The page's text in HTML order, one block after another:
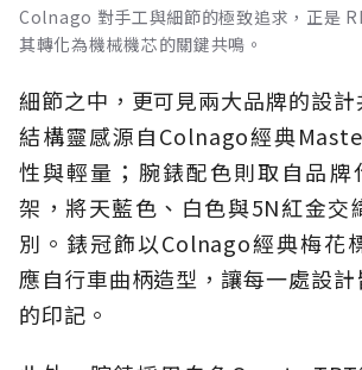
Colnago 對手工與細節的極致追求，正是
其轉化為機械機芯的關鍵共鳴。
細節之中，更可見兩大品牌的設
結構靈感源自Colnago經典
性與輕量；腕錶配色則取自品牌
架，將天藍色、白色與5N紅金交
別。錶冠飾以Colnago經典梅花
應自行車曲柄造型，讓每一處設
的印記。